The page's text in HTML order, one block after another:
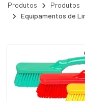
Produtos Produtos
Equipamentos de